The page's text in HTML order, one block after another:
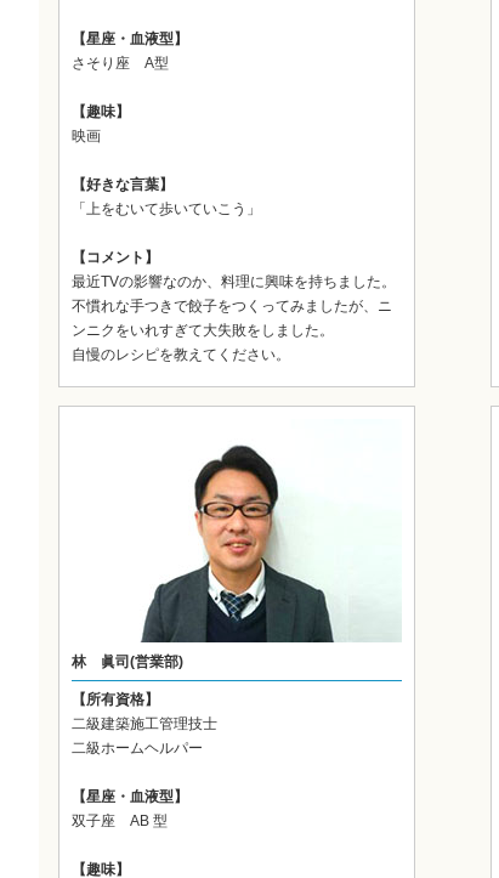
【星座・血液型】
さそり座 A型
【趣味】
映画
【好きな言葉】
「上をむいて歩いていこう」
【コメント】
最近TVの影響なのか、料理に興味を持ちました。
不慣れな手つきで餃子をつくってみましたが、ニ
ンニクをいれすぎて大失敗をしました。
自慢のレシピを教えてください。
林 眞司(営業部)
【所有資格】
二級建築施工管理技士
二級ホームヘルパー
【星座・血液型】
双子座 AB 型
【趣味】